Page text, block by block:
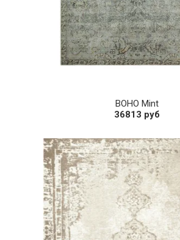
BOHO Mint
36813 руб